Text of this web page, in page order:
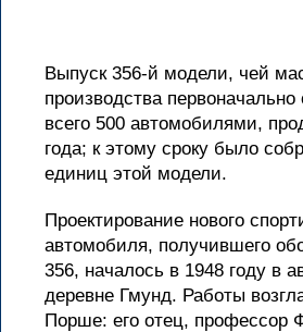
Выпуск 356-й модели, чей
производства первоначально
всего 500 автомобилями,
года; к этому сроку было
единиц этой модели.
Проектирование нового
автомобиля, получившего
356, началось в 1948 году в
деревне Гмунд. Работы
Порше: его отец, профессор